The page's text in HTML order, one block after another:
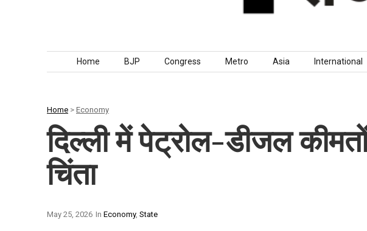
Skip to content
Home BJP Congress Metro Asia International
Home > Economy
दिल्ली में पेट्रोल-डीजल
चिंता
In Economy, State
May 25, 2026